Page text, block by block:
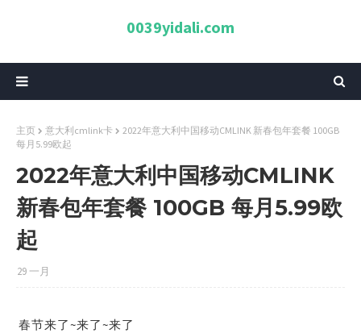
0039yidali.com
主页 意大利cmlink卡
2022年意大利中国移动CMLINK 新春包年套餐 100GB
每月5.99欧起
2022年意大利中国移动CMLINK
新春包年套餐 100GB 每月5.99欧
起
29 一月
春节来了~来了~来了